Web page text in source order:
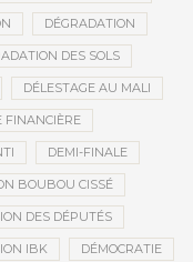
DÉGRADATION
DES SOLS
DÉLESTAGE AU MALI
FINANCIÈRE
DEMI-FINALE
BOUBOU CISSÉ
DES DÉPUTÉS
IBK DÉMOCRATIE